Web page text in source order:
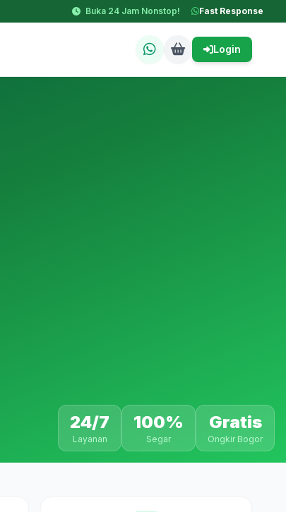
Buka 24 Jam Nonstop! Fast Response
Login
24/7
Layanan
100%
Segar
Gratis
Ongkir Bogor